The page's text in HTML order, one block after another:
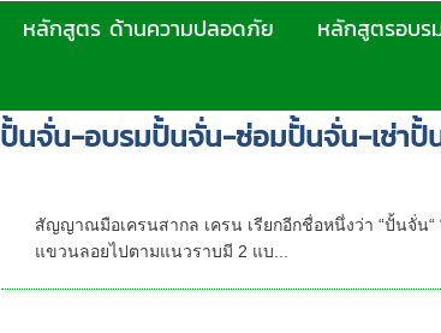
หลักสูตร ด้านความปลอดภัย หลักสูตรอบร
ปั้นจั่น-อบรมปั้นจั่น-ซ่อมปั้นจั่น-เช่าปั้
สัญญาณมือเครนสากล เครน เรียกอีกชื่อหนึ่งว่า “ปั้นจั่น
แขวนลอยไปตามแนวราบมี 2 แบ...